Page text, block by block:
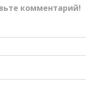
комментарий!